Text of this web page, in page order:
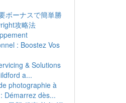
ボーナスで簡単勝
攻略法
: Boostez Vos
& Solutions
a...
photographie à
Démarrez dès...